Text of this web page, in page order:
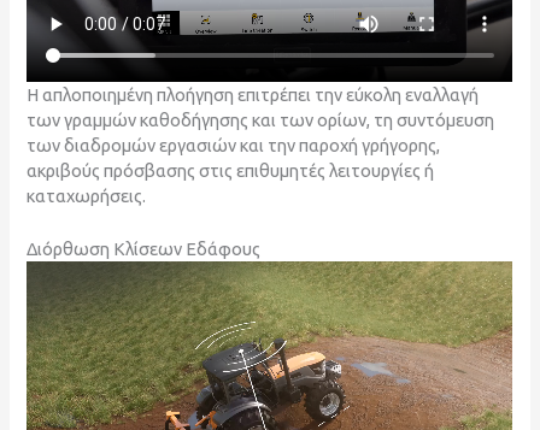
Η απλοποιημένη πλοήγηση επιτρέπει την εύκολη εναλλαγή
των γραμμών καθοδήγησης και των ορίων, τη συντόμευση
των διαδρομών εργασιών και την παροχή γρήγορης,
ακριβούς πρόσβασης στις επιθυμητές λειτουργίες ή
καταχωρήσεις.
Διόρθωση Κλίσεων Εδάφους